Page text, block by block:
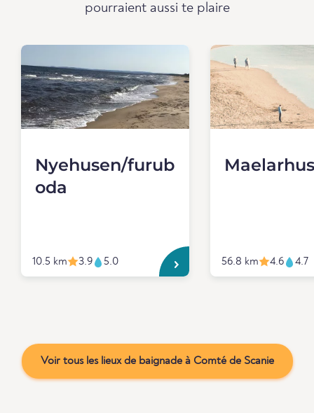
pourraient aussi te plaire
Nyehusen/furub
oda
10.5 km 3.9 5.0 56.8 km 4.6 4.7
Voir tous les lieux de baignade à Comté de Scanie